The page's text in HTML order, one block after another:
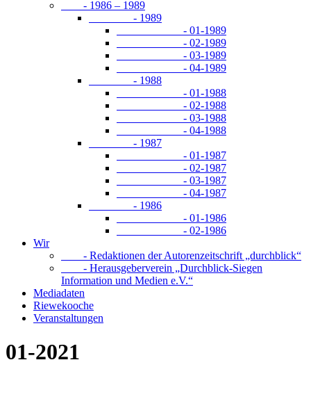
- 1986 – 1989
- 1989
- 01-1989
- 02-1989
- 03-1989
- 04-1989
- 1988
- 01-1988
- 02-1988
- 03-1988
- 04-1988
- 1987
- 01-1987
- 02-1987
- 03-1987
- 04-1987
- 1986
- 01-1986
- 02-1986
Wir
- Redaktionen der Autorenzeitschrift „durchblick“
- Herausgeberverein „Durchblick-Siegen
Information und Medien e.V.“
Mediadaten
Riewekooche
Veranstaltungen
01-2021